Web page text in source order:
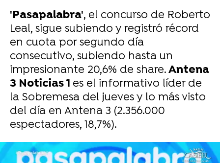
'Pasapalabra', el concurso de Roberto
Leal, sigue subiendo y registró récord
en cuota por segundo día
consecutivo, subiendo hasta un
impresionante 20,6% de share.Antena
3 Noticias 1 es el informativo líder de
la Sobremesa del jueves y lo más visto
del día en Antena 3 (2.356.000
espectadores, 18,7%).
-